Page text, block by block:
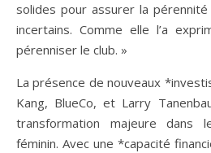
solides pour assurer la
incertains. Comme elle l’a
pérenniser le club. »
La présence de nouveaux
Kang, BlueCo, et Larry
transformation majeure dans
féminin. Avec une *capacité